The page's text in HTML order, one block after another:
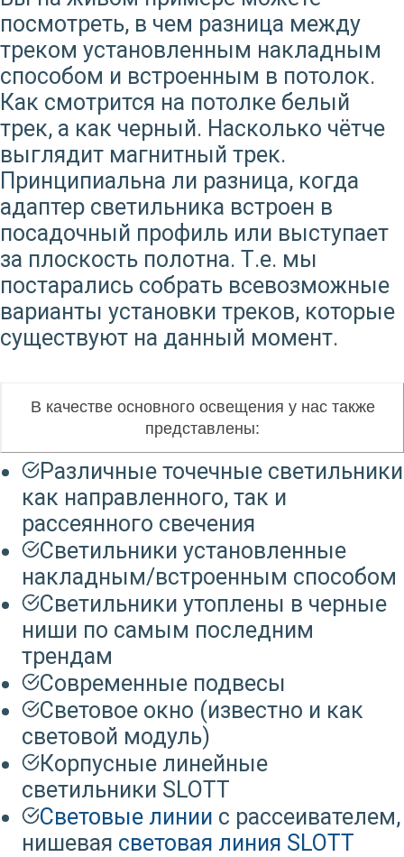
посмотреть, в чем разница между
треком установленным накладным
способом и встроенным в потолок.
Как смотрится на потолке белый
трек, а как черный. Насколько чётче
выглядит магнитный трек.
Принципиальна ли разница, когда
адаптер светильника встроен в
посадочный профиль или выступает
за плоскость полотна. Т.е. мы
постарались собрать всевозможные
варианты установки треков, которые
существуют на данный момент.
В качестве основного освещения у нас также
представлены:
Различные точечные светильники
как направленного, так и
рассеянного свечения
Светильники установленные
накладным/встроенным способом
Светильники утоплены в черные
ниши по самым последним
трендам
Современные подвесы
Световое окно (известно и как
световой модуль)
Корпусные линейные
светильники SLOTT
Световые линии с рассеивателем,
нишевая световая линия SLOTT